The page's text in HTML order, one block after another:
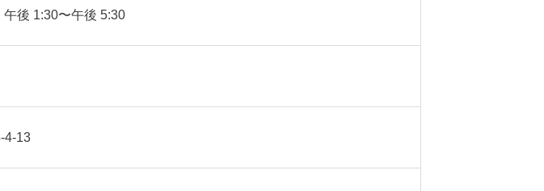
後 1:30〜午後 5:30
4-13